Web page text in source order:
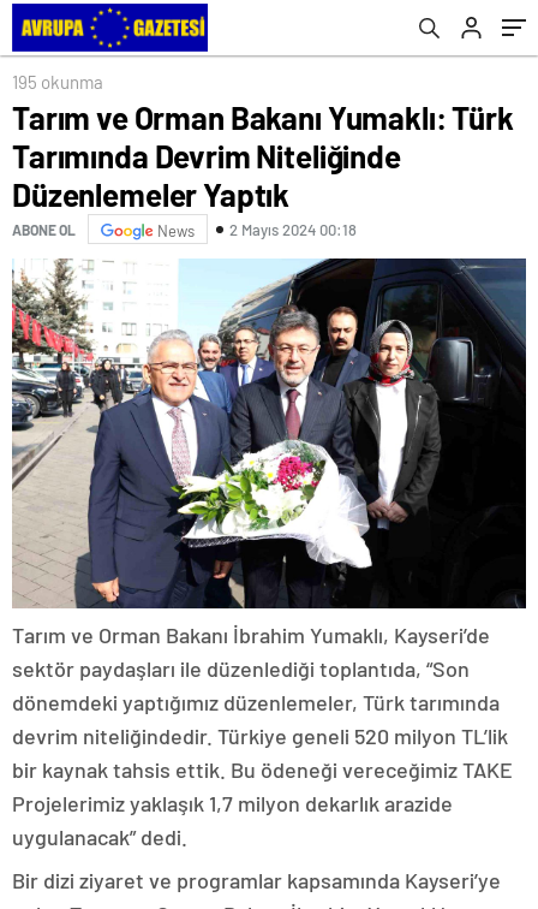
Yaptık
195 okunma
Tarım ve Orman Bakanı Yumaklı: Türk
Tarımında Devrim Niteliğinde
Düzenlemeler Yaptık
ABONE OL News 2 Mayıs 2024 00:18
Tarım ve Orman Bakanı İbrahim Yumaklı, Kayseri’de
sektör paydaşları ile düzenlediği toplantıda, “Son
dönemdeki yaptığımız düzenlemeler, Türk tarımında
devrim niteliğindedir. Türkiye geneli 520 milyon TL’lik
bir kaynak tahsis ettik. Bu ödeneği vereceğimiz TAKE
Projelerimiz yaklaşık 1,7 milyon dekarlık arazide
uygulanacak” dedi.
Bir dizi ziyaret ve programlar kapsamında Kayseri’ye
Ediyoruz